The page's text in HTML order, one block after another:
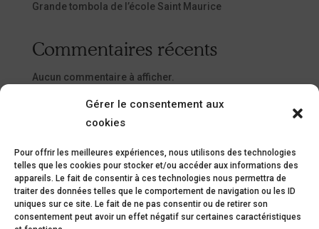
Gérer le consentement aux
cookies
Pour offrir les meilleures expériences, nous utilisons des technologies
telles que les cookies pour stocker et/ou accéder aux informations des
appareils. Le fait de consentir à ces technologies nous permettra de
traiter des données telles que le comportement de navigation ou les ID
uniques sur ce site. Le fait de ne pas consentir ou de retirer son
consentement peut avoir un effet négatif sur certaines caractéristiques
Grande tombola de l’école Saint Maurice
Commentaires récents
Aucun commentaire à afficher.
2 bis Rue Maréchal Joffre – 09500
Mirepoix